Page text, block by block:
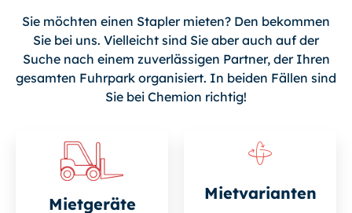
Sie möchten einen Stapler mieten? Den bekommen
Sie bei uns. Vielleicht sind Sie aber auch auf der
Suche nach einem zuverlässigen Partner, der Ihren
gesamten Fuhrpark organisiert. In beiden Fällen sind
Sie bei Chemion richtig!
Mietgeräte
Mietvarianten